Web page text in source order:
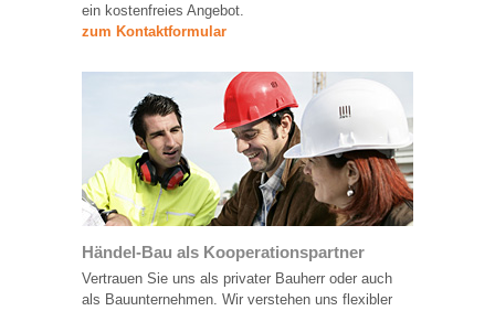
ein kostenfreies Angebot.
zum Kontaktformular
Händel-Bau als Kooperationspartner
Vertrauen Sie uns als privater Bauherr oder auch
als Bauunternehmen. Wir verstehen uns flexibler